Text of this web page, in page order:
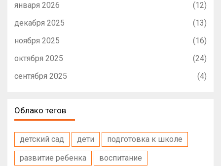
января 2026
(12)
декабря 2025
(13)
ноября 2025
(16)
октября 2025
(24)
сентября 2025
(4)
Облако тегов
детский сад дети
подготовка к школе
развитие ребенка
воспитание